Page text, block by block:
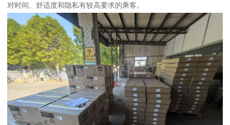
对时间、舒适度和隐私有较高要求的乘客。